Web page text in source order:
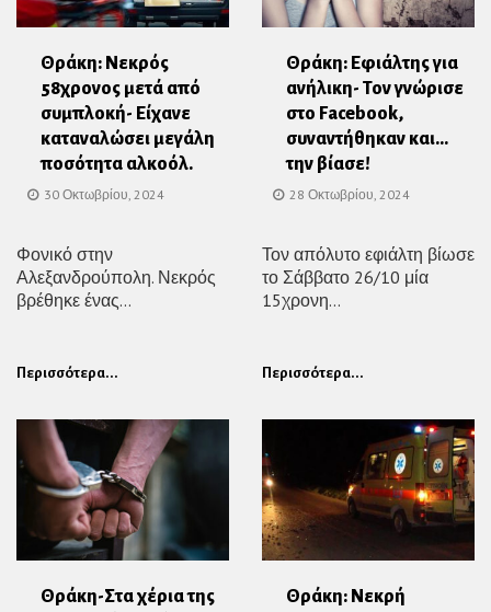
Θράκη: Νεκρός
58χρονος μετά από
συμπλοκή- Είχανε
καταναλώσει μεγάλη
ποσότητα αλκοόλ.
30 Οκτωβρίου, 2024
Φονικό στην
Αλεξανδρούπολη. Νεκρός
βρέθηκε ένας...
Περισσότερα...
Θράκη: Εφιάλτης για
ανήλικη- Τον γνώρισε
στο Facebook,
συναντήθηκαν και…
την βίασε!
28 Οκτωβρίου, 2024
Τον απόλυτο εφιάλτη βίωσε
το Σάββατο 26/10 μία
15χρονη...
Περισσότερα...
Θράκη-Στα χέρια της
Θράκη: Νεκρή